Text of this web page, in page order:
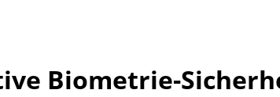
Biometrie-